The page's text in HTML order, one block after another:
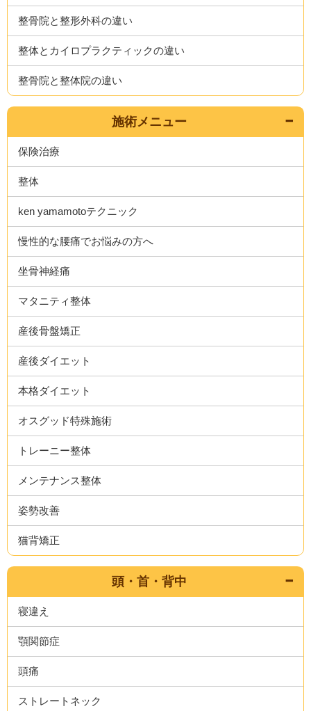
整骨院と整形外科の違い
整体とカイロプラクティックの違い
整骨院と整体院の違い
施術メニュー
保険治療
整体
ken yamamotoテクニック
慢性的な腰痛でお悩みの方へ
坐骨神経痛
マタニティ整体
産後骨盤矯正
産後ダイエット
本格ダイエット
オスグッド特殊施術
トレーニー整体
メンテナンス整体
姿勢改善
猫背矯正
頭・首・背中
寝違え
顎関節症
頭痛
ストレートネック